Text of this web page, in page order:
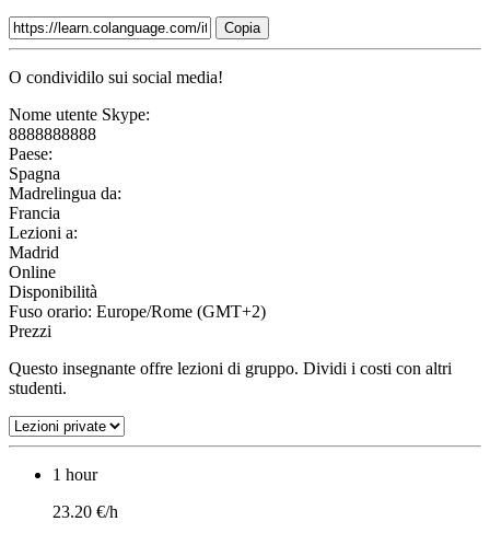
Copia
O condividilo sui social media!
Nome utente Skype:
8888888888
Paese:
Spagna
Madrelingua da:
Francia
Lezioni a:
Madrid
Online
Disponibilità
Fuso orario: Europe/Rome (GMT+2)
Prezzi
Questo insegnante offre lezioni di gruppo. Dividi i costi con altri
studenti.
1 hour
23.20 €/h